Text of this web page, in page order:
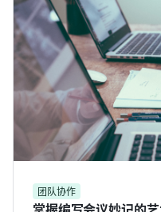
团队协作